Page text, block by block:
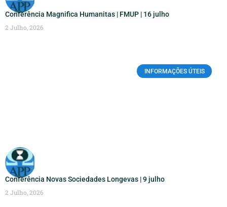
Conferência Magnifica Humanitas | FMUP | 16 julho
2 Julho, 2026
INFORMAÇÕES ÚTEIS
Conferência Novas Sociedades Longevas | 9 julho
2 Julho, 2026